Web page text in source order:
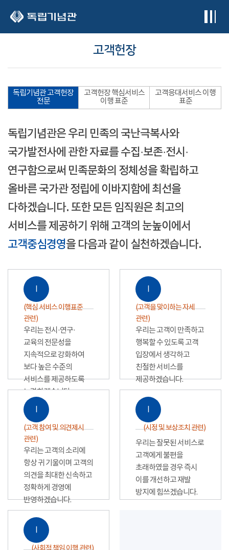
고객헌장
독립기념관 고객헌장
전문
고객헌장 핵심서비스
이행 표준
고객응대서비스 이행
표준
독립기념관은 우리 민족의 국난극복사와
국가발전사에 관한 자료를 수집·보존·전시·
연구함으로써 민족문화의 정체성을 확립하고
올바른 국가관 정립에 이바지함에 최선을
다하겠습니다. 또한 모든 임직원은 최고의
서비스를 제공하기 위해 고객의 눈높이에서
고객중심경영을 다음과 같이 실천하겠습니다.
Ⅰ
(핵심 서비스 이행표준
관련)
우리는 전시·연구·
교육의 전문성을
지속적으로 강화하여
보다 높은 수준의
서비스를 제공하도록
노력하겠습니다.
Ⅰ
(고객을 맞이하는 자세
관련)
우리는 고객이 만족하고
행복할 수 있도록 고객
입장에서 생각하고
친절한 서비스를
제공하겠습니다.
Ⅰ
(고객 참여 및 의견제시
관련)
우리는 고객의 소리에
항상 귀 기울이며 고객의
의견을 최대한 신속하고
정확하게 경영에
반영하겠습니다.
Ⅰ
(시정 및 보상조치 관련)
우리는 잘못된 서비스로
고객에게 불편을
초래하였을 경우 즉시
이를 개선하고 재발
방지에 힘쓰겠습니다.
Ⅰ